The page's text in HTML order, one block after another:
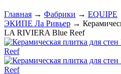
Главная → Фабрики → EQUIPE
ЭКИПЕ Ла Ривьер →
LA RIVIERA Blue Reef